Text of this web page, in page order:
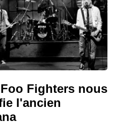
Fighters nous
l'ancien